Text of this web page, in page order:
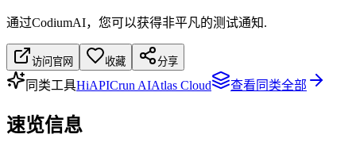
通过CodiumAI，您可以获得非平凡的测试通知.
访问官网 收藏 分享
同类工具HiAPICrun AIAtlas Cloud 查看同类全部
速览信息